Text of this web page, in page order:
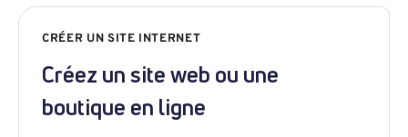
CRÉER UN SITE INTERNET
Créez un site web ou une
boutique en ligne